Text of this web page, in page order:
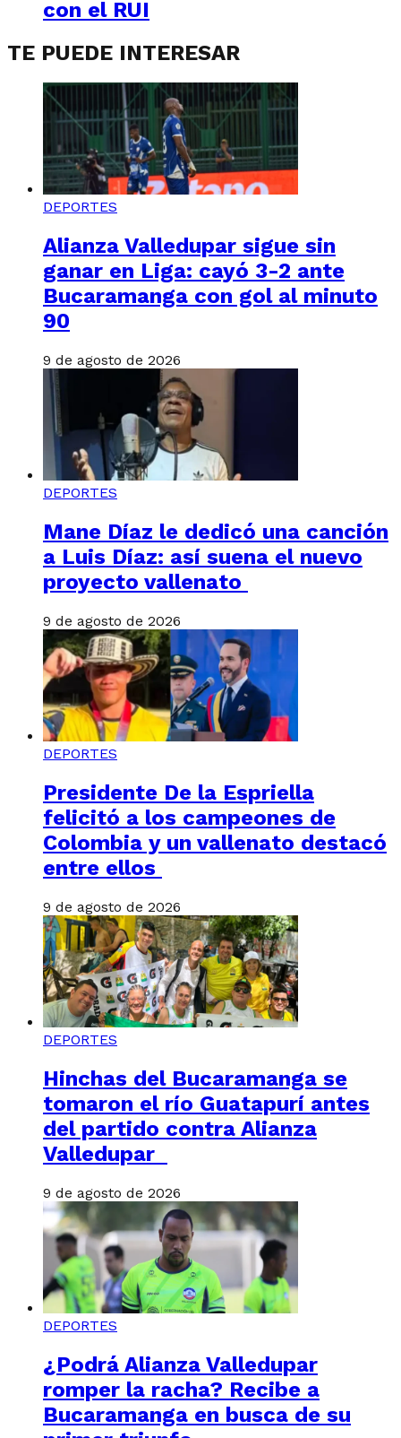
con el RUI
TE PUEDE INTERESAR
DEPORTES
Alianza Valledupar sigue sin
ganar en Liga: cayó 3-2 ante
Bucaramanga con gol al minuto
90
9 de agosto de 2026
DEPORTES
Mane Díaz le dedicó una canción
a Luis Díaz: así suena el nuevo
proyecto vallenato
9 de agosto de 2026
DEPORTES
Presidente De la Espriella
felicitó a los campeones de
Colombia y un vallenato destacó
entre ellos
9 de agosto de 2026
DEPORTES
Hinchas del Bucaramanga se
tomaron el río Guatapurí antes
del partido contra Alianza
Valledupar
9 de agosto de 2026
DEPORTES
¿Podrá Alianza Valledupar
romper la racha? Recibe a
Bucaramanga en busca de su